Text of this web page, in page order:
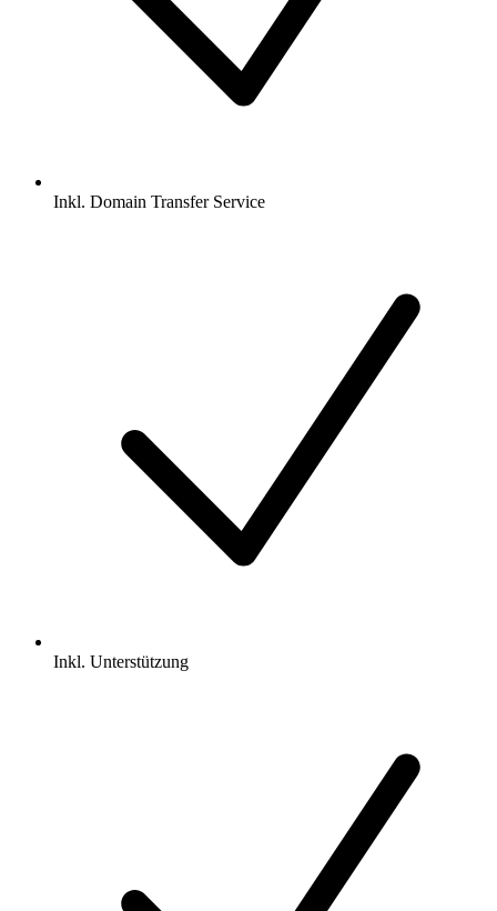
Inkl. Domain Transfer Service
Inkl. Unterstützung